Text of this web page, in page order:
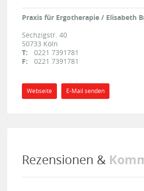
Praxis für Ergotherapie / Elisabeth
Sechzigstr. 40
50733 Köln
T:
0221 7391781
F:
0221 7391781
Webseite E-Mail senden
Rezensionen &